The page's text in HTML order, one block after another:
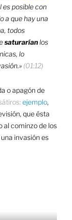
es posible con
a que hay una
todos
saturaríanlos
lo
(01:12)
o apagón de
ejemplo,
que ésta
al cominzo de los
invasión es